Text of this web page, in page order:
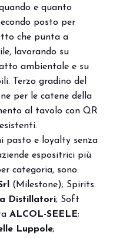
e quanto
posto per
che punta a
lavorando su
ambientale e su
Terzo gradino del
per le catene della
al tavolo con QR
pasto e loyalty senza
espositrici più
categoria, sono:
(Milestone); Spirits:
Distillatori; Soft
ALCOL-SEELE;
Luppole;